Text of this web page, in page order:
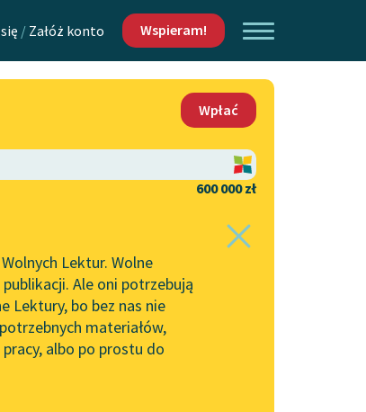
/ Załóż konto Wspieram!
Kontakt
O projekcie
Zasady wykorzystania
Wolnych Lektur
Logotypy
Materiały promocyjne
Wpłać
600 000 zł
Lektur. Wolne
Ale oni potrzebują
Lektury, bo bez nas nie
materiałów,
albo po prostu do